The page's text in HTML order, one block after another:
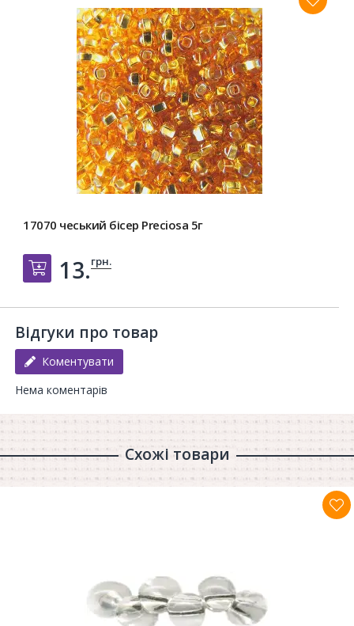
17070 чеський бісер Preciosa 5г
Добавить в корзину
13.грн.
Відгуки про товар
Коментувати
Нема коментарів
Схожі товари